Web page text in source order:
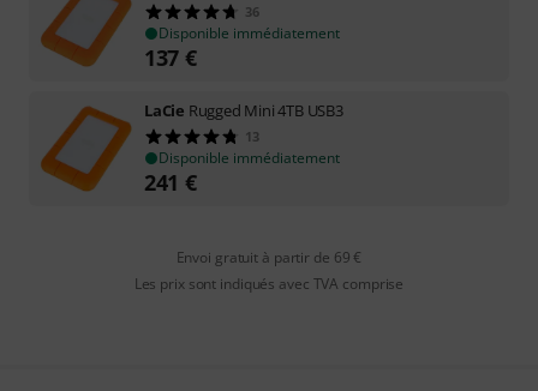
36
Disponible immédiatement
137 €
LaCie Rugged Mini 4TB USB3
13
Disponible immédiatement
241 €
Envoi gratuit à partir de 69 €
Les prix sont indiqués avec TVA comprise